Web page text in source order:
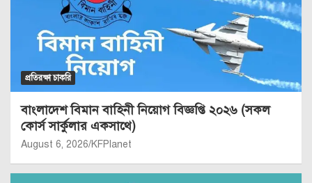
প্রতিরক্ষা চাকরি
বাংলাদেশ বিমান বাহিনী নিয়োগ বিজ্ঞপ্তি ২০২৬ (সকল
কোর্স সার্কুলার একসাথে)
August 6, 2026 KFPlanet